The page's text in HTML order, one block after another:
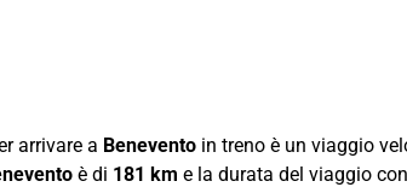
arrivare a Benevento in treno è un viaggio
è di 181 km e la durata del viaggio